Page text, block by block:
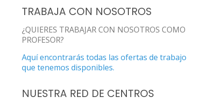
TRABAJA CON NOSOTROS
¿QUIERES TRABAJAR CON NOSOTROS COMO
PROFESOR?
Aquí encontrarás todas las ofertas de trabajo
que tenemos disponibles.
NUESTRA RED DE CENTROS